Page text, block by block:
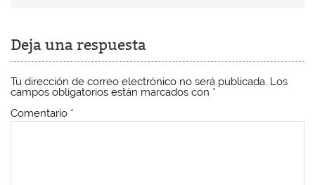
Deja una respuesta
Tu dirección de correo electrónico no será publicada. Los
campos obligatorios están marcados con *
Comentario *